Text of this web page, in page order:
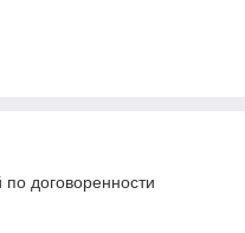
договоренности